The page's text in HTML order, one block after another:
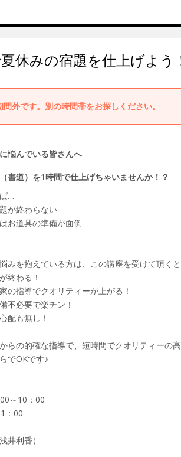
休みの宿題を仕上げよう
外です。別の時間帯をお探しください。
悩んでいる皆さんへ
書道）を1時間で仕上げちゃいませんか！？
…
が終わらない
お道具の準備が面倒
みを抱えている方は、この講座を受けて頂く
終わる！
の指導でクオリティーが上がる！
不必要で楽チン！
配も無し！
らの的確な指導で、短時間でクオリティーの
でOKです♪
～10：00
：00
井利香）